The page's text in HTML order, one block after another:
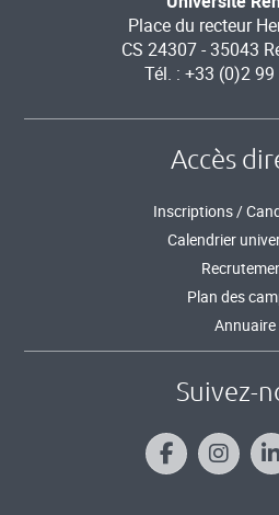
Place du recteur
CS 24307 - 35043
Tél. : +33 (0)2
Accès
Inscriptions /
Calendrier
Plan des
Annuaire
Suivez-